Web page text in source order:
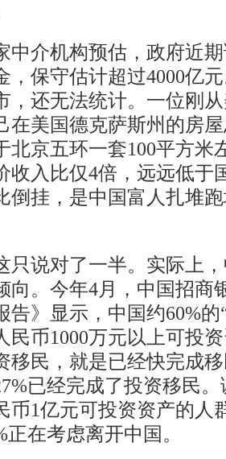
介机构预估，政府近期
，保守估计超过4000亿
，还无法统计。一位刚
在美国德克萨斯州的房
北京五环一套100平方米
收入比仅4倍，远远低于
倒挂，是中国富人扎堆
说对了一半。实际上，
向。今年4月，中国招商
告》显示，中国约60%
民币1000万元以上可投
移民，就是已经快完成
已经完成了投资移民
币1亿元可投资资产的人
正在考虑离开中国。